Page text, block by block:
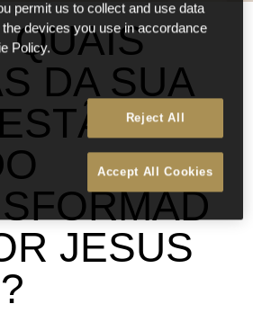
QUAIS
DA SUA
JESUS
permit us to collect and use data
devices you use in accordance
Policy.
Reject All
Accept All Cookies